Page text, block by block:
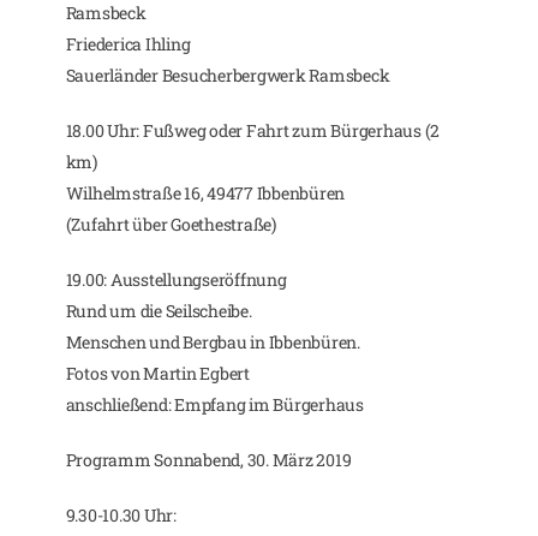
Ramsbeck
Friederica Ihling
Sauerländer Besucherbergwerk Ramsbeck
18.00 Uhr: Fußweg oder Fahrt zum Bürgerhaus (2
km)
Wilhelmstraße 16, 49477 Ibbenbüren
(Zufahrt über Goethestraße)
19.00: Ausstellungseröffnung
Rund um die Seilscheibe.
Menschen und Bergbau in Ibbenbüren.
Fotos von Martin Egbert
anschließend: Empfang im Bürgerhaus
Programm Sonnabend, 30. März 2019
9.30-10.30 Uhr: